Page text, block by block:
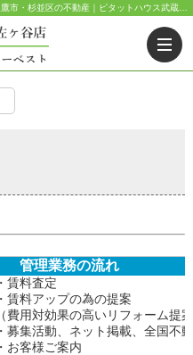
管理業務の流れ
・賃料査定
・賃料アップの為の提案
（費用対効果の高いリフォーム提
・募集活動、ネット掲載、全国不
・お客様ご案内